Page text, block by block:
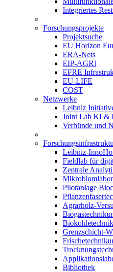
Integriertes
Forschungsprojekte
Projektsuche
EU Horizon
ERA-Nets
EIP-AGRI
EFRE
EU-LIFE
COST
Netzwerke
Leibniz
Joint Lab KI &
Verbünde und
Leibniz-
Fieldlab für
Zentrale
Mikrobiomlabor
Pilotanlage
Agrarholz-
Grenzschicht-
Bibliothek